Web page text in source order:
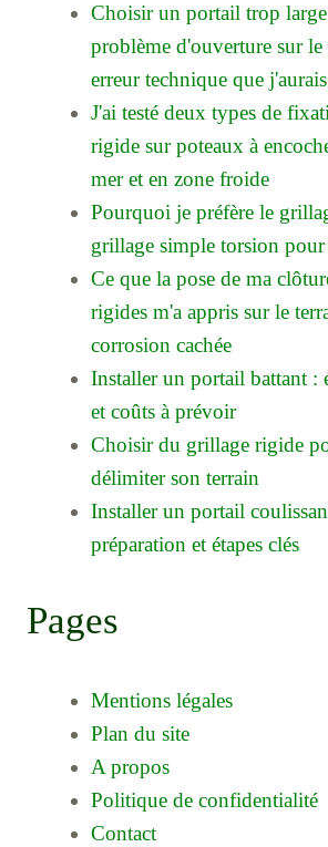
Choisir un portail trop
problème d'ouverture sur
erreur technique que
J'ai testé deux types de
rigide sur poteaux à
mer et en zone froide
Pourquoi je préfère le
grillage simple torsion
Ce que la pose de ma
rigides m'a appris sur le
corrosion cachée
Installer un portail battant :
et coûts à prévoir
Choisir du grillage rigide
délimiter son terrain
Installer un portail
préparation et étapes clés
Pages
Mentions légales
Plan du site
A propos
Politique de confidentialité
Contact